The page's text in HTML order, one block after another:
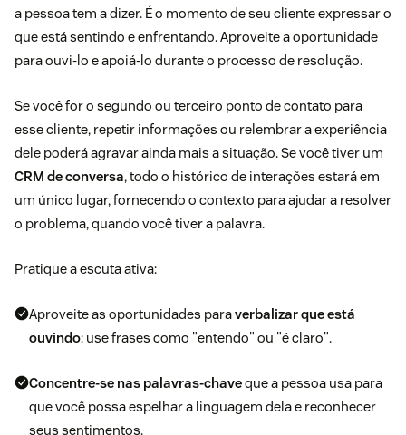
a pessoa tem a dizer. É o momento de seu cliente expressar o
que está sentindo e enfrentando. Aproveite a oportunidade
para ouvi-lo e apoiá-lo durante o processo de resolução.
Se você for o segundo ou terceiro ponto de contato para
esse cliente, repetir informações ou relembrar a experiência
dele poderá agravar ainda mais a situação. Se você tiver um
CRM de conversa, todo o histórico de interações estará em
um único lugar, fornecendo o contexto para ajudar a resolver
o problema, quando você tiver a palavra.
Pratique a escuta ativa:
Aproveite as oportunidades paraverbalizar que está
ouvindo: use frases como "entendo" ou "é claro".
Concentre-se nas palavras-chaveque a pessoa usa para
que você possa espelhar a linguagem dela e reconhecer
seus sentimentos.